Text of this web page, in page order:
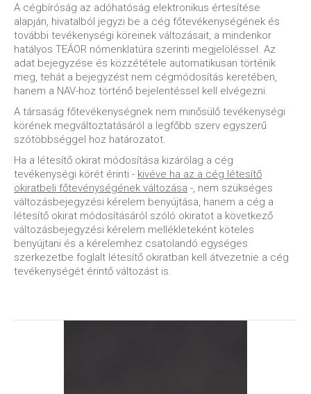
A cégbíróság az adóhatóság elektronikus értesítése
alapján, hivatalból jegyzi be a cég főtevékenységének és
további tevékenységi köreinek változásait, a mindenkor
hatályos TEÁOR nómenklatúra szerinti megjelöléssel. Az
adat bejegyzése és közzététele automatikusan történik
meg, tehát a bejegyzést nem cégmódosítás keretében,
hanem a NAV-hoz történő bejelentéssel kell elvégezni.
A társaság főtevékenységnek nem minősülő tevékenységi
körének megváltoztatásáról a legfőbb szerv egyszerű
szótöbbséggel hoz határozatot.
Ha a létesítő okirat módosítása kizárólag a cég
tevékenységi körét érinti - kivéve ha az a cég létesítő
okiratbeli főtevénységének változása -, nem szükséges
változásbejegyzési kérelem benyújtása, hanem a cég a
létesítő okirat módosításáról szóló okiratot a következő
változásbejegyzési kérelem mellékleteként köteles
benyújtani és a kérelemhez csatolandó egységes
szerkezetbe foglalt létesítő okiratban kell átvezetnie a cég
tevékenységét érintő változást is.